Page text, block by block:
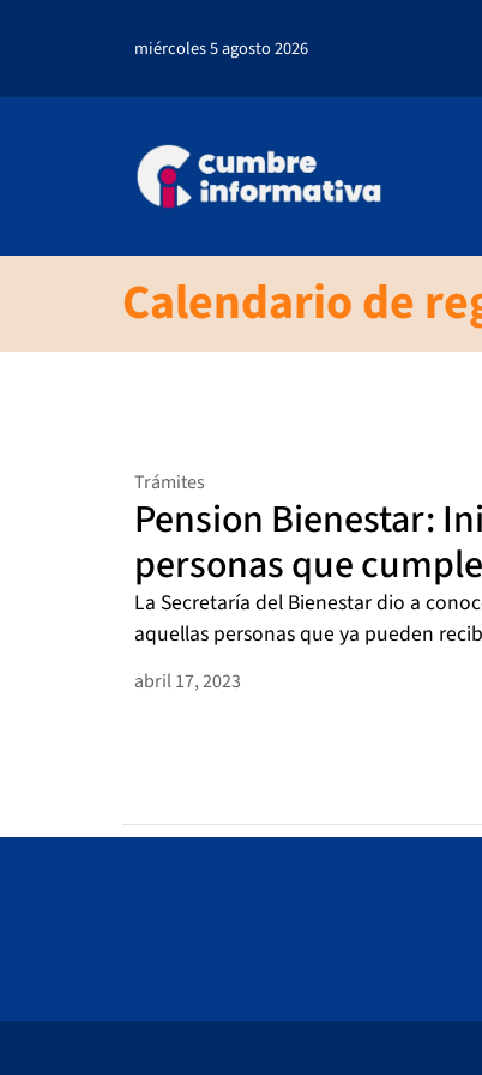
miércoles 5 agosto 2026
Calendario de
Trámites
Pension Bienestar:
personas que
La Secretaría del Bienestar dio a
aquellas personas que ya pueden
abril 17, 2023